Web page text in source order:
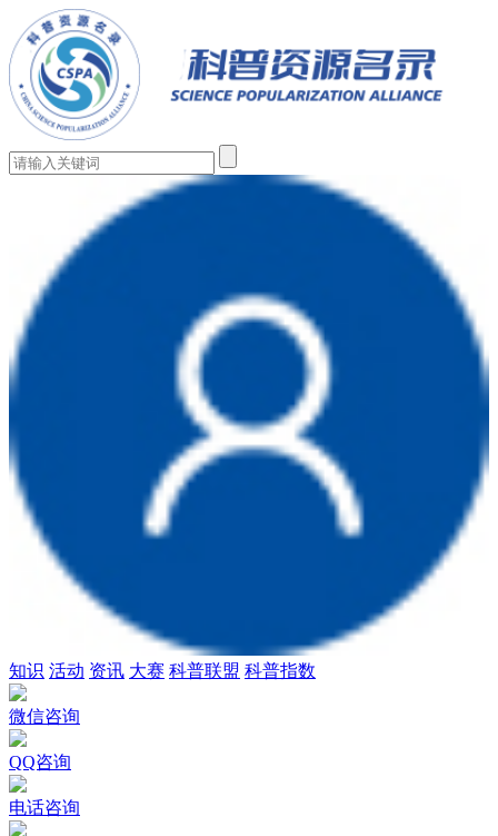
知识 活动 资讯 大赛 科普联盟 科普指数
微信咨询
QQ咨询
电话咨询